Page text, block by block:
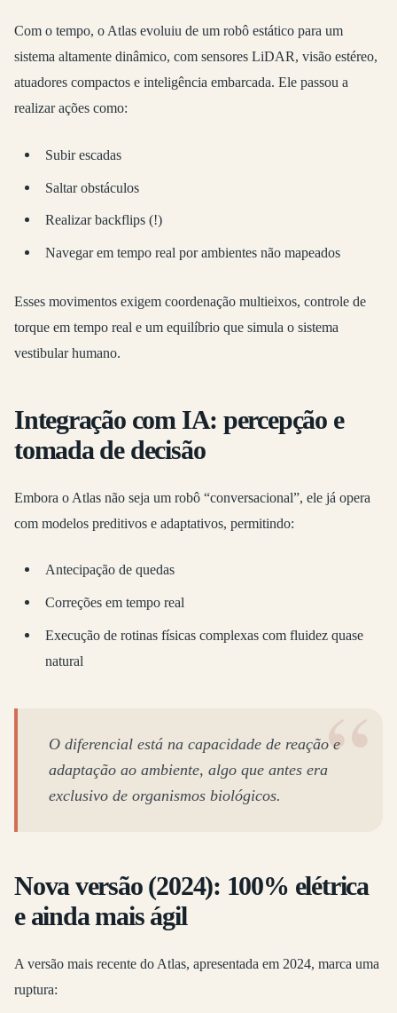
Com o tempo, o Atlas evoluiu de um robô estático para um
sistema altamente dinâmico, com sensores LiDAR, visão estéreo,
atuadores compactos e inteligência embarcada. Ele passou a
realizar ações como:
Subir escadas
Saltar obstáculos
Realizar backflips (!)
Navegar em tempo real por ambientes não mapeados
Esses movimentos exigem coordenação multieixos, controle de
torque em tempo real e um equilíbrio que simula o sistema
vestibular humano.
Integração com IA: percepção e
tomada de decisão
Embora o Atlas não seja um robô “conversacional”, ele já opera
com modelos preditivos e adaptativos, permitindo:
Antecipação de quedas
Correções em tempo real
Execução de rotinas físicas complexas com fluidez quase
natural
O diferencial está na capacidade de reação e
adaptação ao ambiente, algo que antes era
exclusivo de organismos biológicos.
Nova versão (2024): 100% elétrica
e ainda mais ágil
A versão mais recente do Atlas, apresentada em 2024, marca uma
ruptura: